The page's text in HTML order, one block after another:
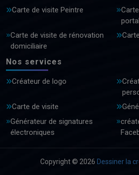
Carte de visite Peintre
Carte de visite de rénovation
domiciliaire
Nos services
Créateur de logo
Carte de visite
Générateur de signatures
électroniques
Copyright © 2026 Dessiner la